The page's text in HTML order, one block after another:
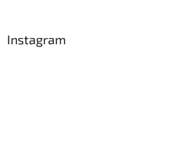
Instagram